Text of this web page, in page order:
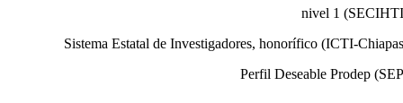
nivel 1
Sistema Estatal de Investigadores, honorífico (ICTI-
Perfil Deseable Prodep